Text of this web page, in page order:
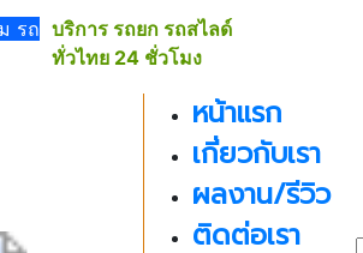
รถ บริการ รถยก รถสไลด์
ทั่วไทย 24 ชั่วโมง
หน้าแรก
เกี่ยวกับเรา
ผลงาน/รีวิว
ติดต่อเรา